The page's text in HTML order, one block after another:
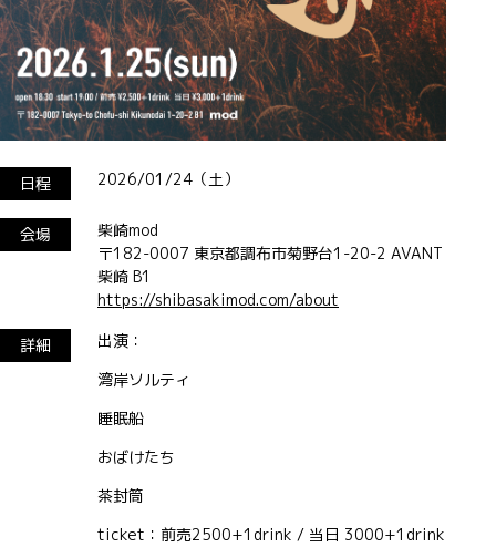
日程 2026/01/24（土）
会場
柴崎mod
〒182-0007 東京都調布市菊野台1-20-2 AVANT
柴崎 B1
https://shibasakimod.com/about
詳細
出演：
湾岸ソルティ
睡眠船
おばけたち
茶封筒
ticket：前売2500+1drink / 当日 3000+1drink